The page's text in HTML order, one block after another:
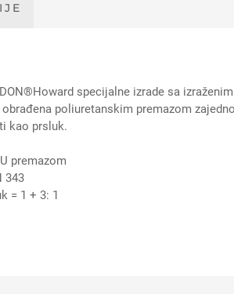
specijalne izrade sa
poliuretanskim premazom
kao prsluk.
premazom
343
= 1 + 3: 1